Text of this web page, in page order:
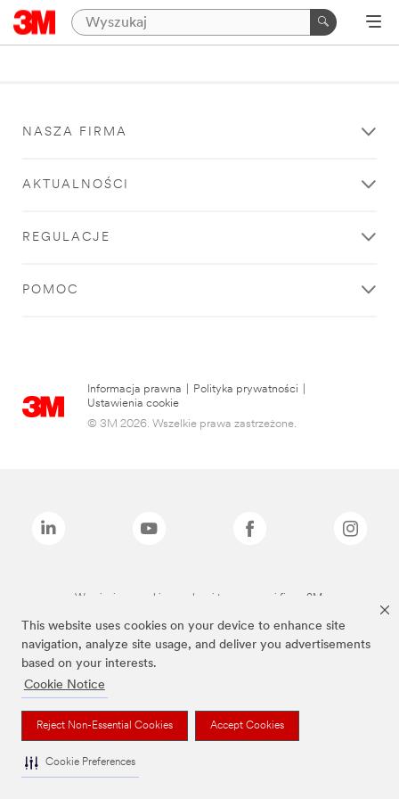
This website uses cookies on your device to enhance site
navigation, analyze site usage, and deliver you advertisements
based on your interests.
Cookie Notice
Reject Non-Essential Cookies Accept Cookies
Cookie Preferences
NASZA FIRMA
AKTUALNOŚCI
REGULACJE
POMOC
Informacja prawna Polityka prywatności
Ustawienia cookie
© 3M 2026. Wszelkie prawa zastrzeżone.
Wymienione marki są znakami towarowymi firmy 3M.